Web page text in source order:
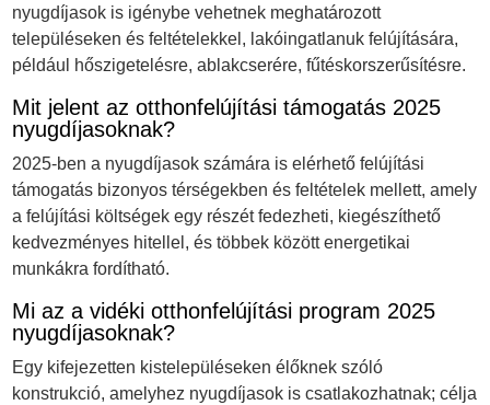
nyugdíjasok is igénybe vehetnek meghatározott
településeken és feltételekkel, lakóingatlanuk felújítására,
például hőszigetelésre, ablakcserére, fűtéskorszerűsítésre.
Mit jelent az otthonfelújítási támogatás 2025
nyugdíjasoknak?
2025-ben a nyugdíjasok számára is elérhető felújítási
támogatás bizonyos térségekben és feltételek mellett, amely
a felújítási költségek egy részét fedezheti, kiegészíthető
kedvezményes hitellel, és többek között energetikai
munkákra fordítható.
Mi az a vidéki otthonfelújítási program 2025
nyugdíjasoknak?
Egy kifejezetten kistelepüléseken élőknek szóló
konstrukció, amelyhez nyugdíjasok is csatlakozhatnak; célja